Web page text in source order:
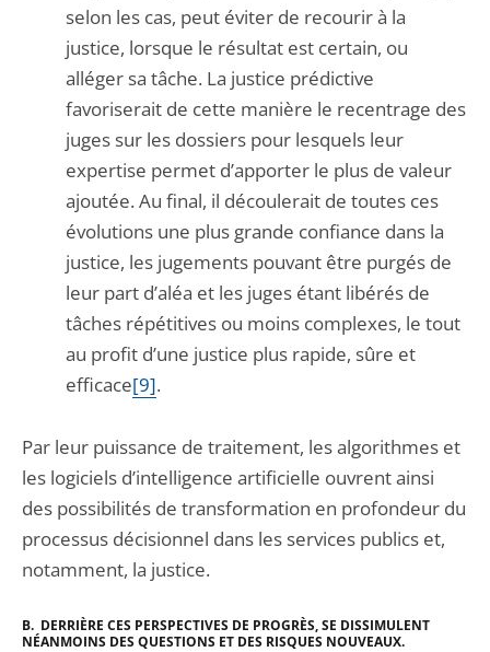
selon les cas, peut éviter de recourir à la
justice, lorsque le résultat est certain, ou
alléger sa tâche. La justice prédictive
favoriserait de cette manière le recentrage des
juges sur les dossiers pour lesquels leur
expertise permet d’apporter le plus de valeur
ajoutée. Au final, il découlerait de toutes ces
évolutions une plus grande confiance dans la
justice, les jugements pouvant être purgés de
leur part d’aléa et les juges étant libérés de
tâches répétitives ou moins complexes, le tout
au profit d’une justice plus rapide, sûre et
efficace[9].
Par leur puissance de traitement, les algorithmes et
les logiciels d’intelligence artificielle ouvrent ainsi
des possibilités de transformation en profondeur du
processus décisionnel dans les services publics et,
notamment, la justice.
B. DERRIÈRE CES PERSPECTIVES DE PROGRÈS, SE DISSIMULENT
NÉANMOINS DES QUESTIONS ET DES RISQUES NOUVEAUX.